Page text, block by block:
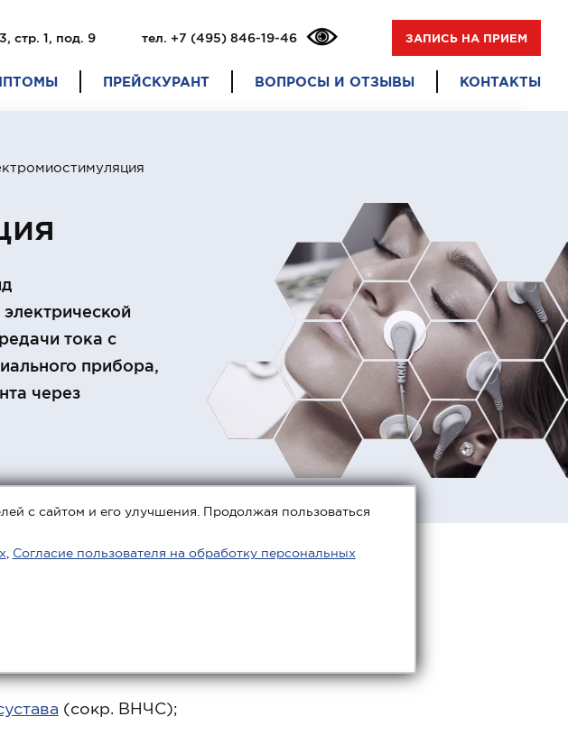
стр. 1, под. 9 тел. +7 (495) 846-19-46 ЗАПИСЬ НА ПРИЕМ
ПРЕЙСКУРАНТ ВОПРОСЫ И ОТЗЫВЫ КОНТАКТЫ
тока с
прибора,
через
(сокр. ВНЧС);
с сайтом и его улучшения. Продолжая пользоваться
Согласие пользователя на обработку персональных